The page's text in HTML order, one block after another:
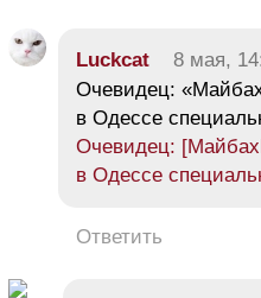
Luckcat 8 мая,
Очевидец:
в Одессе
Очевидец:
в Одессе
Ответить